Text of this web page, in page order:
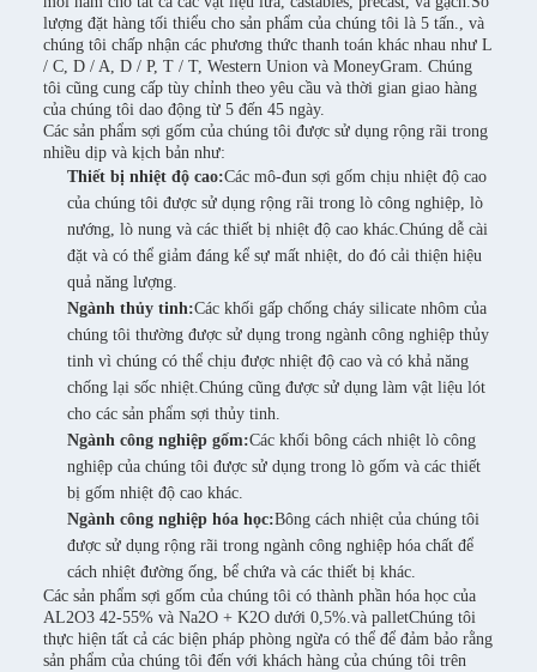
lượng đặt hàng tối thiểu cho sản phẩm của chúng tôi là 5 tấn., và
chúng tôi chấp nhận các phương thức thanh toán khác nhau như L
/ C, D / A, D / P, T / T, Western Union và MoneyGram. Chúng
tôi cũng cung cấp tùy chỉnh theo yêu cầu và thời gian giao hàng
của chúng tôi dao động từ 5 đến 45 ngày.
Các sản phẩm sợi gốm của chúng tôi được sử dụng rộng rãi trong
nhiều dịp và kịch bản như:
Thiết bị nhiệt độ cao:Các mô-đun sợi gốm chịu nhiệt độ cao
của chúng tôi được sử dụng rộng rãi trong lò công nghiệp, lò
nướng, lò nung và các thiết bị nhiệt độ cao khác.Chúng dễ cài
đặt và có thể giảm đáng kể sự mất nhiệt, do đó cải thiện hiệu
quả năng lượng.
Ngành thủy tinh:Các khối gấp chống cháy silicate nhôm của
chúng tôi thường được sử dụng trong ngành công nghiệp thủy
tinh vì chúng có thể chịu được nhiệt độ cao và có khả năng
chống lại sốc nhiệt.Chúng cũng được sử dụng làm vật liệu lót
cho các sản phẩm sợi thủy tinh.
Ngành công nghiệp gốm:Các khối bông cách nhiệt lò công
nghiệp của chúng tôi được sử dụng trong lò gốm và các thiết
bị gốm nhiệt độ cao khác.
Ngành công nghiệp hóa học:Bông cách nhiệt của chúng tôi
được sử dụng rộng rãi trong ngành công nghiệp hóa chất để
cách nhiệt đường ống, bể chứa và các thiết bị khác.
Các sản phẩm sợi gốm của chúng tôi có thành phần hóa học của
AL2O3 42-55% và Na2O + K2O dưới 0,5%.và palletChúng tôi
thực hiện tất cả các biện pháp phòng ngừa có thể để đảm bảo rằng
sản phẩm của chúng tôi đến với khách hàng của chúng tôi trên